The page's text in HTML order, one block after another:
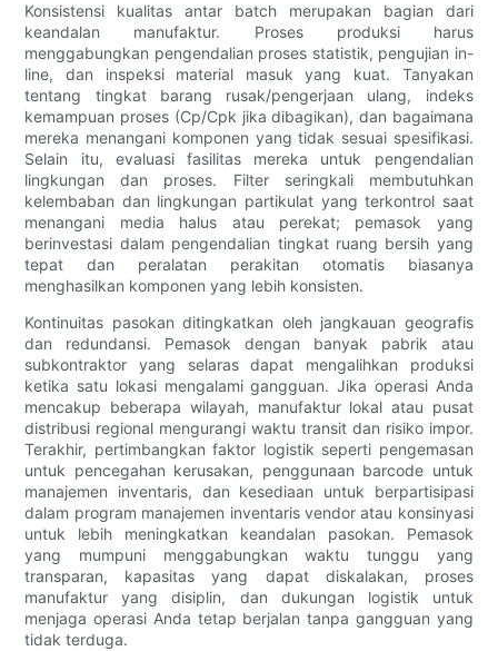
Konsistensi kualitas antar batch merupakan bagian dari
keandalan manufaktur. Proses produksi harus
menggabungkan pengendalian proses statistik, pengujian in-
line, dan inspeksi material masuk yang kuat. Tanyakan
tentang tingkat barang rusak/pengerjaan ulang, indeks
kemampuan proses (Cp/Cpk jika dibagikan), dan bagaimana
mereka menangani komponen yang tidak sesuai spesifikasi.
Selain itu, evaluasi fasilitas mereka untuk pengendalian
lingkungan dan proses. Filter seringkali membutuhkan
kelembaban dan lingkungan partikulat yang terkontrol saat
menangani media halus atau perekat; pemasok yang
berinvestasi dalam pengendalian tingkat ruang bersih yang
tepat dan peralatan perakitan otomatis biasanya
menghasilkan komponen yang lebih konsisten.
Kontinuitas pasokan ditingkatkan oleh jangkauan geografis
dan redundansi. Pemasok dengan banyak pabrik atau
subkontraktor yang selaras dapat mengalihkan produksi
ketika satu lokasi mengalami gangguan. Jika operasi Anda
mencakup beberapa wilayah, manufaktur lokal atau pusat
distribusi regional mengurangi waktu transit dan risiko impor.
Terakhir, pertimbangkan faktor logistik seperti pengemasan
untuk pencegahan kerusakan, penggunaan barcode untuk
manajemen inventaris, dan kesediaan untuk berpartisipasi
dalam program manajemen inventaris vendor atau konsinyasi
untuk lebih meningkatkan keandalan pasokan. Pemasok
yang mumpuni menggabungkan waktu tunggu yang
transparan, kapasitas yang dapat diskalakan, proses
manufaktur yang disiplin, dan dukungan logistik untuk
menjaga operasi Anda tetap berjalan tanpa gangguan yang
tidak terduga.